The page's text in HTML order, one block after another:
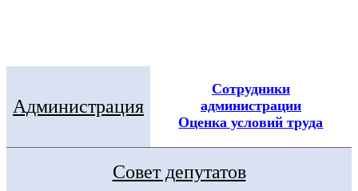
Администрация
Сотрудники
администрации
Оценка условий труда
Совет депутатов